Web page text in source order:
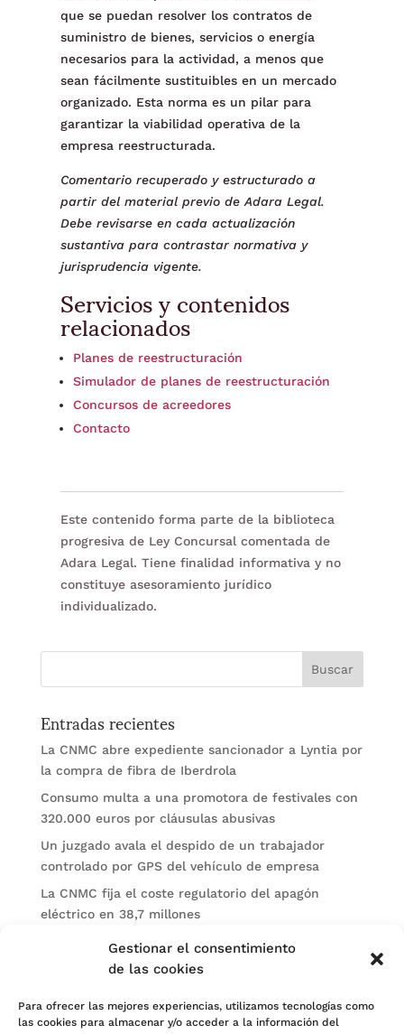
Gestionar el consentimiento
de las cookies
Para ofrecer las mejores experiencias, utilizamos tecnologías como
las cookies para almacenar y/o acceder a la información del
que se puedan resolver los contratos de
suministro de bienes, servicios o energía
necesarios para la actividad, a menos que
sean fácilmente sustituibles en un mercado
organizado. Esta norma es un pilar para
garantizar la viabilidad operativa de la
empresa reestructurada.
Comentario recuperado y estructurado a
partir del material previo de Adara Legal.
Debe revisarse en cada actualización
sustantiva para contrastar normativa y
jurisprudencia vigente.
Servicios y contenidos
relacionados
Planes de reestructuración
Simulador de planes de reestructuración
Concursos de acreedores
Contacto
Este contenido forma parte de la biblioteca
progresiva de Ley Concursal comentada de
Adara Legal. Tiene finalidad informativa y no
constituye asesoramiento jurídico
individualizado.
Entradas recientes
La CNMC abre expediente sancionador a Lyntia por
la compra de fibra de Iberdrola
Consumo multa a una promotora de festivales con
320.000 euros por cláusulas abusivas
Un juzgado avala el despido de un trabajador
controlado por GPS del vehículo de empresa
La CNMC fija el coste regulatorio del apagón
eléctrico en 38,7 millones
El BOE publica sanciones de la CNMV a Soltec y
Categorías